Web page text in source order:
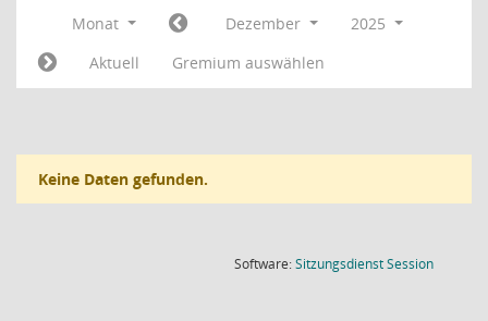
Monat Dezember
2025
Aktuell
Gremium auswählen
Keine Daten gefunden.
Software:SitzungsdienstSession(Wird in